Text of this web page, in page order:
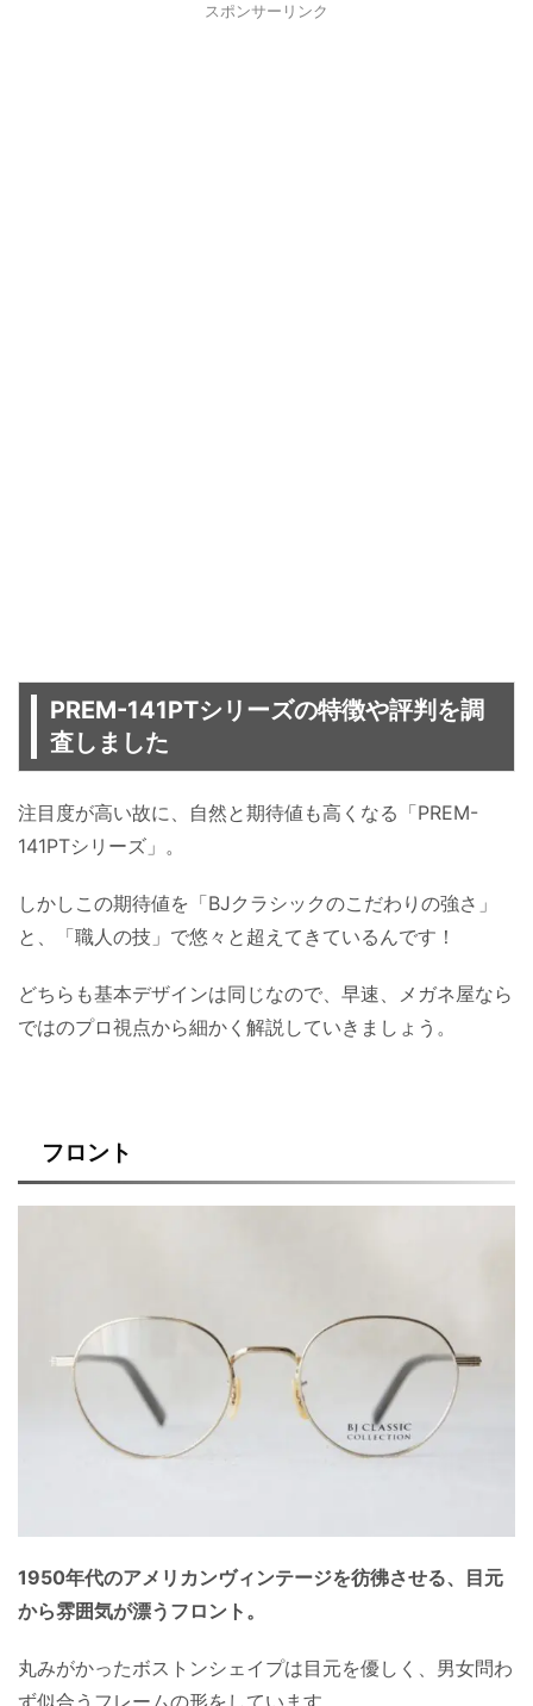
スポンサーリンク
PREM-141PTシリーズの特徴や評判を調
査しました
注目度が高い故に、自然と期待値も高くなる「PREM-
141PTシリーズ」。
しかしこの期待値を「BJクラシックのこだわりの強さ」
と、「職人の技」で悠々と超えてきているんです！
どちらも基本デザインは同じなので、早速、メガネ屋なら
ではのプロ視点から細かく解説していきましょう。
フロント
1950年代のアメリカンヴィンテージを彷彿させる、目元
から雰囲気が漂うフロント。
丸みがかったボストンシェイプは目元を優しく、男女問わ